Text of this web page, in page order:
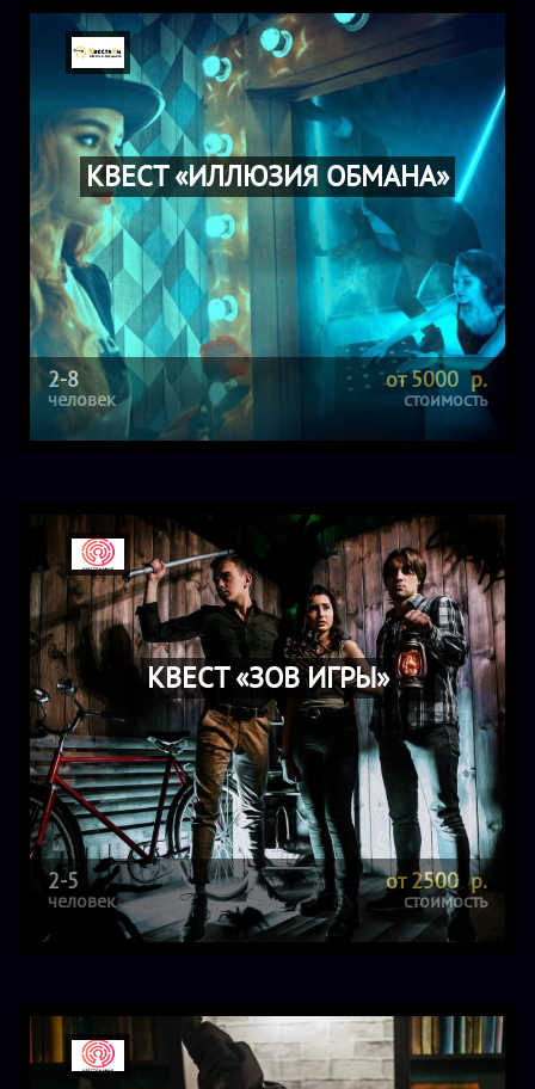
КВЕСТ «ИЛЛЮЗИЯ ОБМАНА»
2-8
человек
от 5000 р.
стоимость
КВЕСТ «ЗОВ ИГРЫ»
2-5
человек
от 2500 р.
стоимость